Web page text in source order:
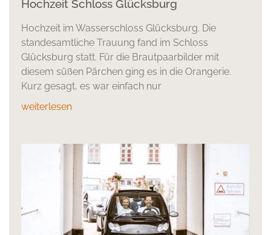
Hochzeit Schloss Glücksburg
Hochzeit im Wasserschloss Glücksburg. Die
standesamtliche Trauung fand im Schloss
Glücksburg statt. Für die Brautpaarbilder mit
diesem süßen Pärchen ging es in die Orangerie.
Kurz gesagt, es war einfach nur
weiterlesen